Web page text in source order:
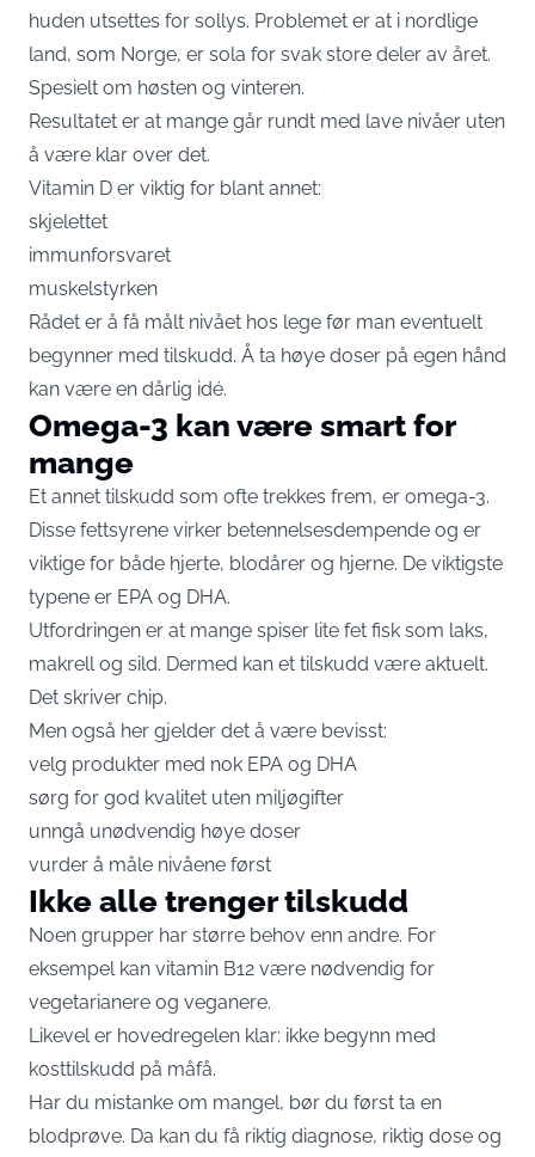
huden utsettes for sollys. Problemet er at i nordlige
land, som Norge, er sola for svak store deler av året.
Spesielt om høsten og vinteren.
Resultatet er at mange går rundt med lave nivåer uten
å være klar over det.
Vitamin D er viktig for blant annet:
skjelettet
immunforsvaret
muskelstyrken
Rådet er å få målt nivået hos lege før man eventuelt
begynner med tilskudd. Å ta høye doser på egen hånd
kan være en dårlig idé.
Omega-3 kan være smart for
mange
Et annet tilskudd som ofte trekkes frem, er omega-3.
Disse fettsyrene virker betennelsesdempende og er
viktige for både hjerte, blodårer og hjerne. De viktigste
typene er EPA og DHA.
Utfordringen er at mange spiser lite fet fisk som laks,
makrell og sild. Dermed kan et tilskudd være aktuelt.
Det skriver chip.
Men også her gjelder det å være bevisst:
velg produkter med nok EPA og DHA
sørg for god kvalitet uten miljøgifter
unngå unødvendig høye doser
vurder å måle nivåene først
Ikke alle trenger tilskudd
Noen grupper har større behov enn andre. For
eksempel kan vitamin B12 være nødvendig for
vegetarianere og veganere.
Likevel er hovedregelen klar: ikke begynn med
kosttilskudd på måfå.
Har du mistanke om mangel, bør du først ta en
blodprøve. Da kan du få riktig diagnose, riktig dose og